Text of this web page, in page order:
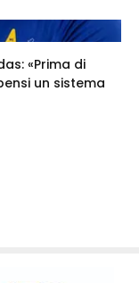
«Prima di
un sistema